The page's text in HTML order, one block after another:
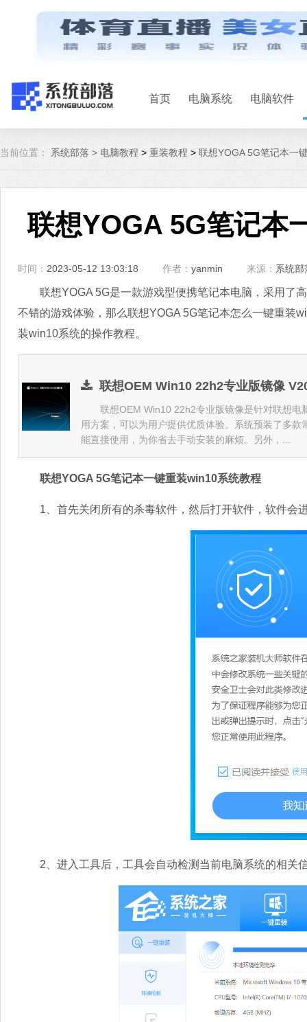
首页 电脑系统 电脑软件
当前位置： 系统部落 > 电脑教程 > 重装教程 > 联想YOGA 5G笔记本一
联想YOGA 5G笔记本
时间： 2023-05-12 13:03:18 作者： yanmin 来源： 系统部
联想YOGA 5G是一款游戏型便携笔记本电脑，采用了
不错的游戏体验，那么联想YOGA 5G笔记本怎么一键重装
装win10系统的操作教程。
联想OEM Win10 22h2专业版镜像
联想OEM Win10 22h2专业版镜像是针对联想电
用方案，可以为用户提供优质体验。系统预装了多
能直接使用，为你省去手动安装的麻烦。另外，...
联想YOGA 5G笔记本一键重装win10系统教程
1、首先关闭所有的杀毒软件，然后打开软件，软件会
2、进入工具后，工具会自动检测当前电脑系统的相关